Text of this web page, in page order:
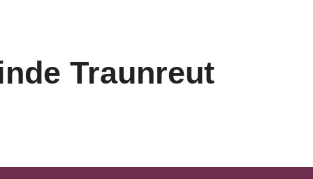
Traunreut